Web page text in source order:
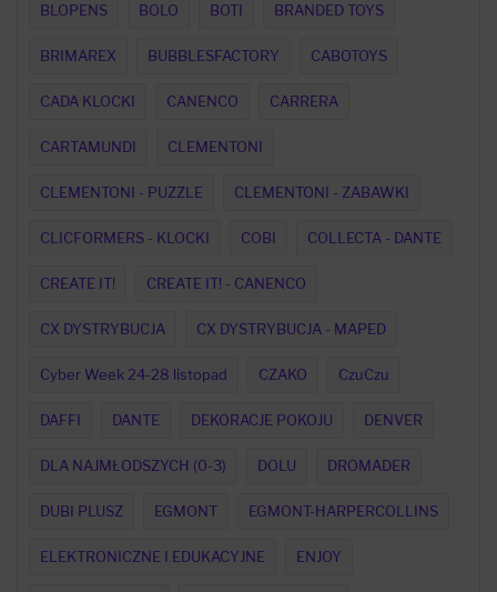
BLOPENS BOLO BOTI BRANDED TOYS
BRIMAREX BUBBLESFACTORY CABOTOYS
CADA KLOCKI CANENCO CARRERA
CARTAMUNDI CLEMENTONI
CLEMENTONI - PUZZLE CLEMENTONI - ZABAWKI
CLICFORMERS - KLOCKI COBI COLLECTA - DANTE
CREATE IT! CREATE IT! - CANENCO
CX DYSTRYBUCJA CX DYSTRYBUCJA - MAPED
Cyber Week 24-28 listopad CZAKO CzuCzu
DAFFI DANTE DEKORACJE POKOJU DENVER
DLA NAJMŁODSZYCH (0-3) DOLU DROMADER
DUBI PLUSZ EGMONT EGMONT-HARPERCOLLINS
ELEKTRONICZNE I EDUKACYJNE ENJOY